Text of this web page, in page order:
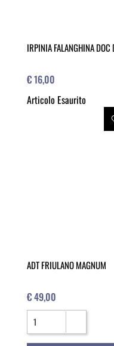
IRPINIA FALANGHINA
€ 16,00
Articolo Esaurito
ADT FRIULANO MAGNUM
€ 49,00
Quantità